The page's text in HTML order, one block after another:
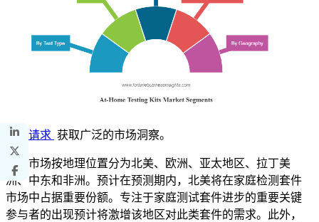
定制请求 获取广泛的市场洞察。
全球市场按地理位置分为北美、欧洲、亚太地区、拉丁美
洲、中东和非洲。预计在预测期内，北美将在家庭检测套件
市场中占据重要份额。专注于家庭测试套件进步的重要关键
参与者的出现预计将激增该地区对此类套件的需求。此外，